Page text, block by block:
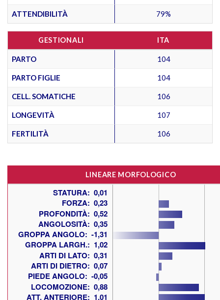
ATTENDIBILITÀ 79%
GESTIONALI ITA
PARTO 104
PARTO FIGLIE 104
CELL. SOMATICHE 106
LONGEVITÀ 107
FERTILITÀ 106
LINEARE MORFOLOGICO